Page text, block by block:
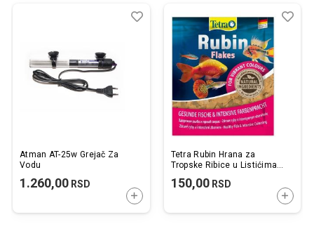
Atman AT-25w Grejač Za
Vodu
1.260,00 RSD
DODAJTE U KORPU
Dodaj
Uporedi
Tetra Rubin Hrana za
Tropske Ribice u Listićima
150,00RSD